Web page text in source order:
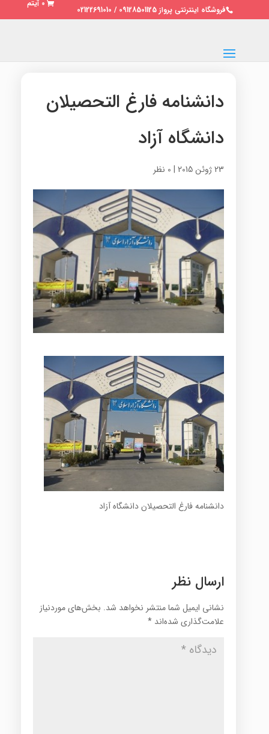
فروشگاه اینترنتی پرواز 09128501125 / 02122691010
0 آیتم
دانشنامه فارغ التحصیلان
دانشگاه آزاد
23 ژوئن 2015 | 0 نظر
دانشنامه فارغ التحصیلان دانشگاه آزاد
ارسال نظر
نشانی ایمیل شما منتشر نخواهد شد. بخش‌های موردنیاز
علامت‌گذاری شده‌اند *